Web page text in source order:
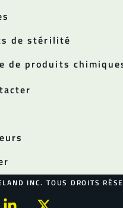
de stérilité
de produits
INC. TOUS DROITS